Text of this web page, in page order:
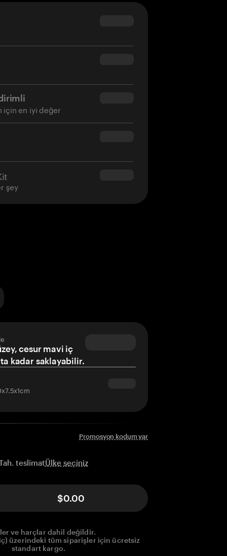
$69.90
$54.90
için en iyi değer
$34.95
$160.00
şey
$180.00
cesur mavi iç
kadar saklayabilir.
Promosyon kodum var
teslimatÜlke seçiniz
$0.00
ve harçlar dahil değildir.
üzerindeki tüm siparişler için ücretsiz
standart kargo.